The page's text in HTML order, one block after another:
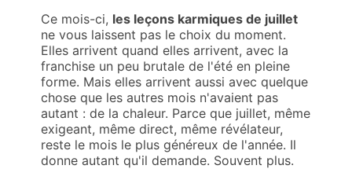
Ce mois-ci, les leçons karmiques de juillet
ne vous laissent pas le choix du moment.
Elles arrivent quand elles arrivent, avec la
franchise un peu brutale de l'été en pleine
forme. Mais elles arrivent aussi avec quelque
chose que les autres mois n'avaient pas
autant : de la chaleur. Parce que juillet, même
exigeant, même direct, même révélateur,
reste le mois le plus généreux de l'année. Il
donne autant qu'il demande. Souvent plus.